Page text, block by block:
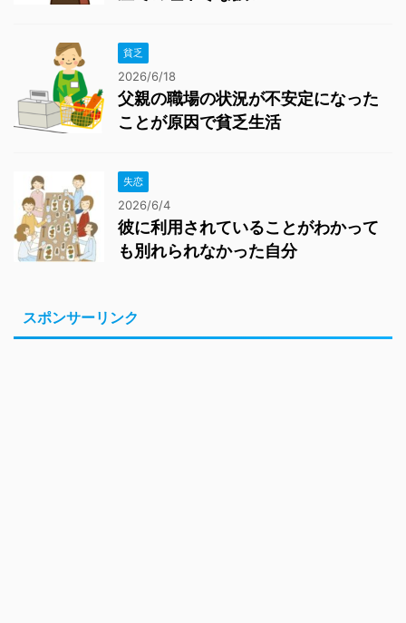
貧乏
2026/6/18
父親の職場の状況が不安定になった
ことが原因で貧乏生活
失恋
2026/6/4
彼に利用されていることがわかって
も別れられなかった自分
スポンサーリンク